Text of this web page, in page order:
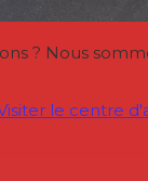
? Nous
le centre